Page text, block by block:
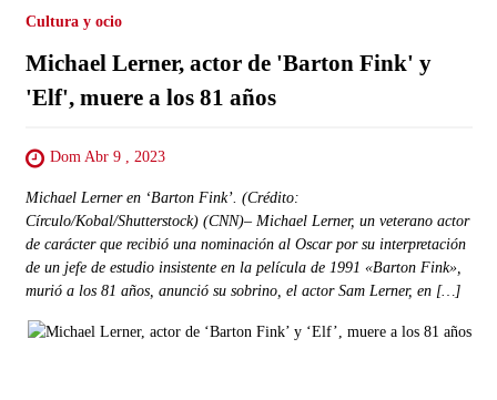
Cultura y ocio
Michael Lerner, actor de 'Barton Fink' y
'Elf', muere a los 81 años
Dom Abr 9 , 2023
Michael Lerner en ‘Barton Fink’. (Crédito:
Círculo/Kobal/Shutterstock) (CNN)– Michael Lerner, un veterano actor
de carácter que recibió una nominación al Oscar por su interpretación
de un jefe de estudio insistente en la película de 1991 «Barton Fink»,
murió a los 81 años, anunció su sobrino, el actor Sam Lerner, en […]